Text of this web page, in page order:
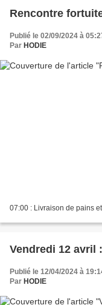
Rencontre
Publié le 02/09/2024 à
Par HODIE
07:00 : Livraison de pains
Vendredi 12 avril
Publié le 12/04/2024 à
Par HODIE